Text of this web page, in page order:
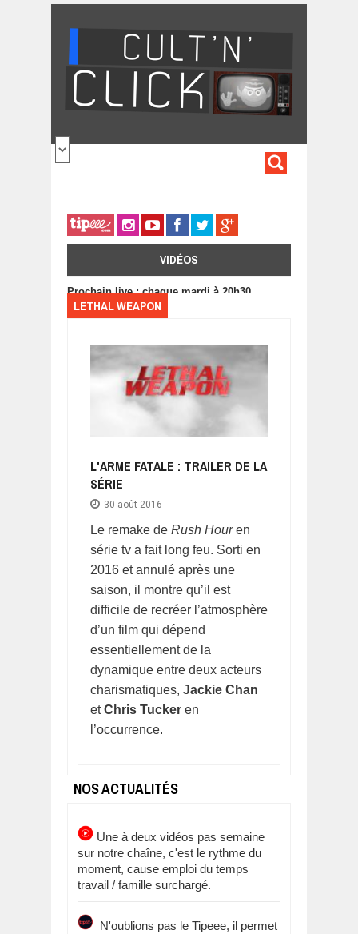
VIDÉOS
Prochain live : chaque mardi à 20h30
LETHAL WEAPON
L'ARME FATALE : TRAILER DE LA
SÉRIE
30 août 2016
Le remake de Rush Houren
série tv a fait long feu. Sorti en
2016 et annulé après une
saison, il montre qu’il est
difficile de recréer l’atmosphère
d’un film qui dépend
essentiellement de la
dynamique entre deux acteurs
charismatiques, Jackie Chan
etChris Tucker en
l’occurrence.
NOS ACTUALITÉS
Une à deux vidéos pas semaine
sur notre chaîne, c'est le rythme du
moment, cause emploi du temps
travail / famille surchargé.
N'oublions pas le Tipeee, il permet